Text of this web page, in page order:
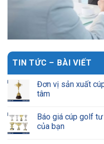
TIN TỨC – BÀI VIẾT
Đơn vị sản xuất
tâm
Báo giá cúp golf
của bạn